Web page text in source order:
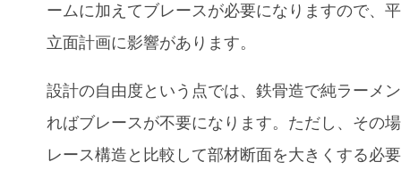
ームに加えてブレースが必要になりますので、
立面計画に影響があります。
設計の自由度という点では、鉄骨造で純ラーメ
ればブレースが不要になります。ただし、その
レース構造と比較して部材断面を大きくする必